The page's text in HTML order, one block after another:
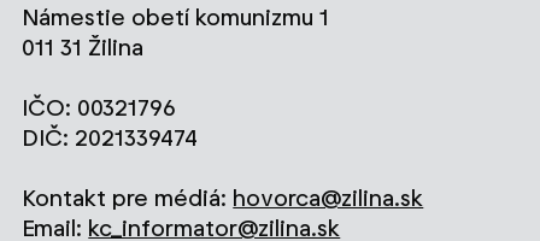
Námestie obetí komunizmu 1
011 31 Žilina
IČO: 00321796
DIČ: 2021339474
Kontakt pre médiá: hovorca@zilina.sk
Email: kc_informator@zilina.sk